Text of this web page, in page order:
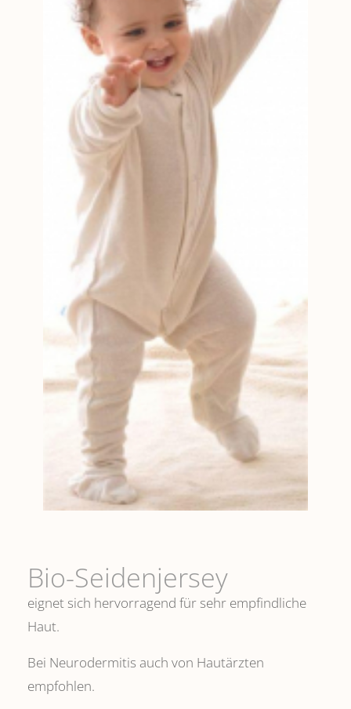
Bio-Seidenjersey
eignet sich hervorragend für sehr empfindliche
Haut.
Bei Neurodermitis auch von Hautärzten
empfohlen.